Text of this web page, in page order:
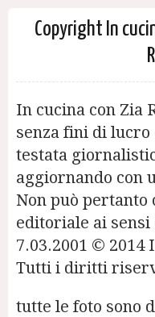
Copyright In
In cucina con Zia
senza fini di lucro
testata
aggiornando con
Non può
editoriale ai sensi
7.03.2001 © 2014
Tutti i diritti
tutte le foto sono